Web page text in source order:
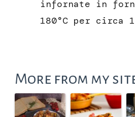
infornate in
180°C per circa
More from my